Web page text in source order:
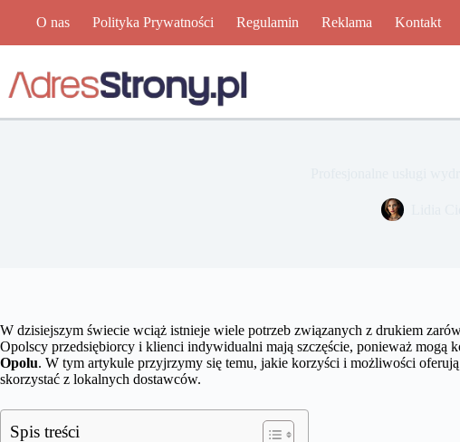
O nas Polityka Prywatności Regulamin Reklama Kontakt
W dzisiejszym świecie wciąż istnieje wiele potrzeb związanych z drukiem
Opolscy przedsiębiorcy i klienci indywidualni mają szczęście, ponieważ mogą
Opolu. W tym artykule przyjrzymy się temu, jakie korzyści i możliwości oferują
skorzystać z lokalnych dostawców.
Spis treści